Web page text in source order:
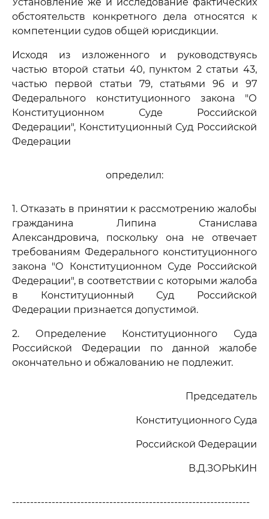
обстоятельств конкретного дела относятся к
компетенции судов общей юрисдикции.
Исходя из изложенного и руководствуясь
частью второй статьи 40, пунктом 2 статьи 43,
частью первой статьи 79, статьями 96 и 97
Федерального конституционного закона "О
Конституционном Суде Российской
Федерации", Конституционный Суд Российской
Федерации
определил:
1. Отказать в принятии к рассмотрению жалобы
гражданина Липина Станислава
Александровича, поскольку она не отвечает
требованиям Федерального конституционного
закона "О Конституционном Суде Российской
Федерации", в соответствии с которыми жалоба
в Конституционный Суд Российской
Федерации признается допустимой.
2. Определение Конституционного Суда
Российской Федерации по данной жалобе
окончательно и обжалованию не подлежит.
Председатель
Конституционного Суда
Российской Федерации
В.Д.ЗОРЬКИН
------------------------------------------------------------------